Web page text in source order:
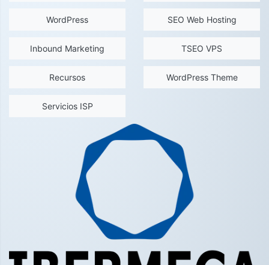
WordPress
Inbound Marketing
Recursos
Servicios ISP
SEO Web Hosting
TSEO VPS
WordPress Theme